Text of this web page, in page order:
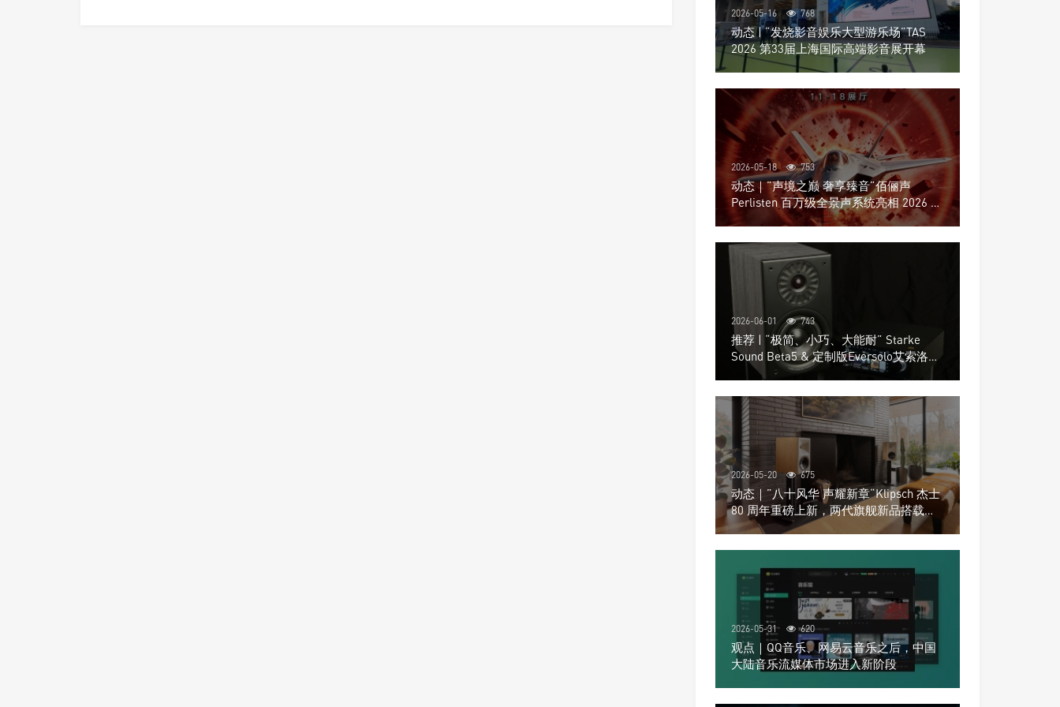
2026-05-16 768
动态 | “发烧影音娱乐大型游乐场”TAS
2026 第33届上海国际高端影音展开幕
2026-05-18 753
动态｜”声境之巅 奢享臻音”佰俪声
Perlisten 百万级全景声系统亮相 2026 北
京国际音响展
2026-06-01 743
推荐 | “极简、小巧、大能耐” Starke
Sound Beta5 & 定制版Eversolo艾索洛
Play音响组合
2026-05-20 675
动态｜”八十风华 声耀新章“Klipsch 杰士
80 周年重磅上新，两代旗舰新品搭载硬
核配置音质再升级
2026-05-31 620
观点｜QQ音乐、网易云音乐之后，中国
大陆音乐流媒体市场进入新阶段